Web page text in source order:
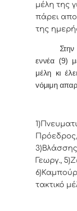
μέλη της
πάρει
της
Στην
εννέα (9)
μέλη κι
vόμιμη
Γεωργ.,
τακτικό